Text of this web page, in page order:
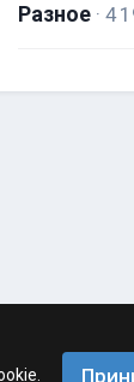
Разное · 4